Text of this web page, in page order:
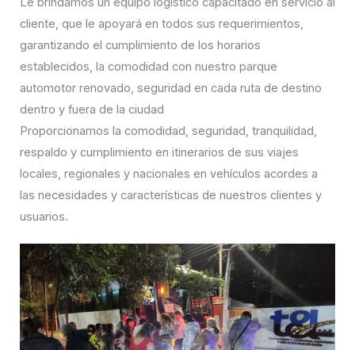
cliente, que le apoyará en todos sus requerimientos,
garantizando el cumplimiento de los horarios
establecidos, la comodidad con nuestro parque
automotor renovado, seguridad en cada ruta de destino
dentro y fuera de la ciudad
Proporcionamos la comodidad, seguridad, tranquilidad,
respaldo y cumplimiento en itinerarios de sus viajes
locales, regionales y nacionales en vehículos acordes a
las necesidades y características de nuestros clientes y
usuarios.